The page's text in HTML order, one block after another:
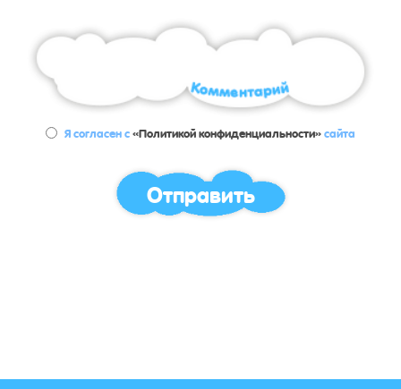
Я согласен с«Политикой конфиденциальности»сайта
Отправить